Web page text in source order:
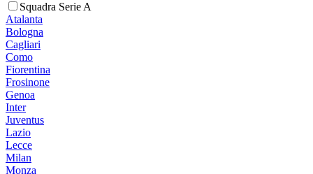
Squadra Serie A
Atalanta
Bologna
Cagliari
Como
Fiorentina
Frosinone
Genoa
Inter
Juventus
Lazio
Lecce
Milan
Monza